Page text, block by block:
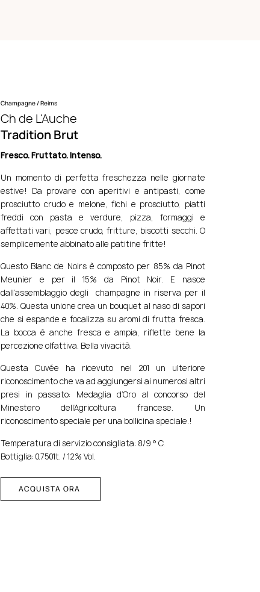
Champagne / Reims
Ch de L'Auche
Tradition Brut
Fresco. Fruttato. Intenso.
Un momento di perfetta freschezza nelle giornate
estive! Da provare con aperitivi e antipasti, come
prosciutto crudo e melone, fichi e prosciutto, piatti
freddi con pasta e verdure, pizza, formaggi e
affettati vari, pesce crudo, fritture, biscotti secchi. O
semplicemente abbinato alle patitine fritte!
Questo Blanc de Noirs è composto per 85% da Pinot
Meunier e per il 15% da Pinot Noir. E nasce
dall’assemblaggio degli champagne in riserva per il
40%. Questa unione crea un bouquet al naso di sapori
che si espande e focalizza su aromi di frutta fresca.
La bocca è anche fresca e ampia, riflette bene la
percezione olfattiva. Bella vivacità.
Questa Cuvée ha ricevuto nel 201 un ulteriore
riconoscimento che va ad aggiungersi ai numerosi altri
presi in passato: Medaglia d’Oro al concorso del
Minestero dell’Agricoltura francese. Un
riconoscimento speciale per una bollicina speciale.!
Temperatura di servizio consigliata: 8/9 ° C.
Bottiglia: 0.7501t. / 12% Vol.
ACQUISTA ORA